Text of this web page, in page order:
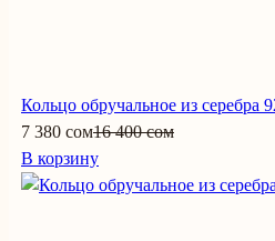
Кольцо обручальное из серебра
7 380 сом16 400 сом
В корзину